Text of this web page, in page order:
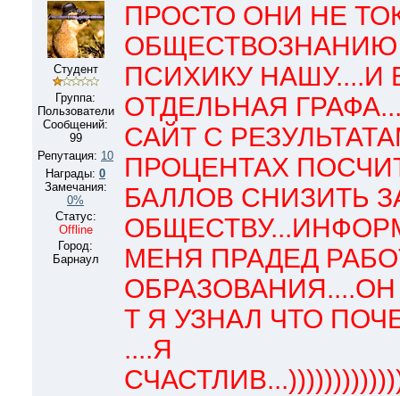
Студент
Группа:
Пользователи
Сообщений:
99
Репутация: 10
Награды: 0
Замечания:
0%
Статус:
Offline
Город:
Барнаул
ПРОСТО ОНИ НЕ
ПСИХИКУ НАШУ....И
ОТДЕЛЬНАЯ
САЙТ С
ПРОЦЕНТАХ
БАЛЛОВ СНИЗИТЬ
МЕНЯ ПРАДЕД
Т Я УЗНАЛ ЧТО
....Я